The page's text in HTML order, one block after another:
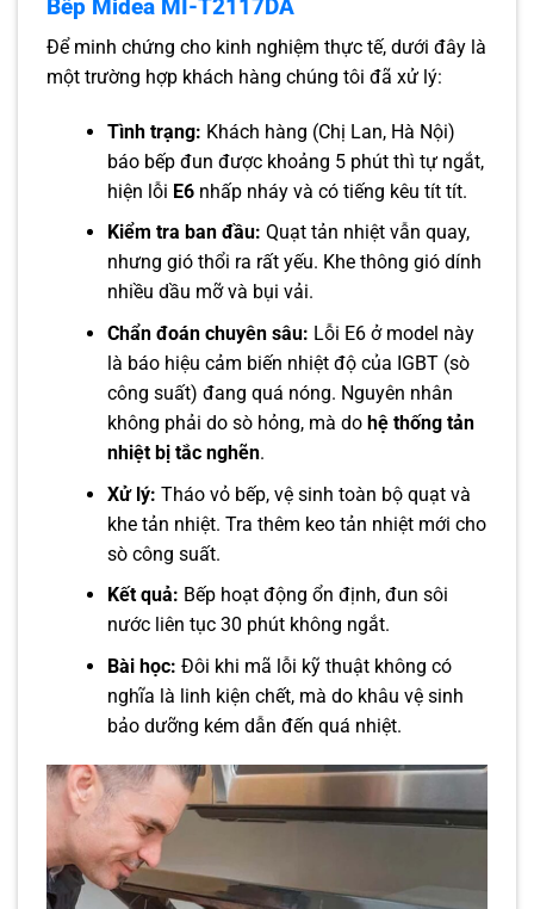
Bếp Midea MI-T2117DA
Để minh chứng cho kinh nghiệm thực tế, dưới đây là
một trường hợp khách hàng chúng tôi đã xử lý:
Tình trạng: Khách hàng (Chị Lan, Hà Nội)
báo bếp đun được khoảng 5 phút thì tự ngắt,
hiện lỗi E6nhấp nháy và có tiếng kêu tít tít.
Kiểm tra ban đầu: Quạt tản nhiệt vẫn quay,
nhưng gió thổi ra rất yếu. Khe thông gió dính
nhiều dầu mỡ và bụi vải.
Chẩn đoán chuyên sâu: Lỗi E6 ở model này
là báo hiệu cảm biến nhiệt độ của IGBT (sò
công suất) đang quá nóng. Nguyên nhân
không phải do sò hỏng, mà do hệ thống tản
nhiệt bị tắc nghẽn.
Xử lý: Tháo vỏ bếp, vệ sinh toàn bộ quạt và
khe tản nhiệt. Tra thêm keo tản nhiệt mới cho
sò công suất.
Kết quả: Bếp hoạt động ổn định, đun sôi
nước liên tục 30 phút không ngắt.
Bài học: Đôi khi mã lỗi kỹ thuật không có
nghĩa là linh kiện chết, mà do khâu vệ sinh
bảo dưỡng kém dẫn đến quá nhiệt.